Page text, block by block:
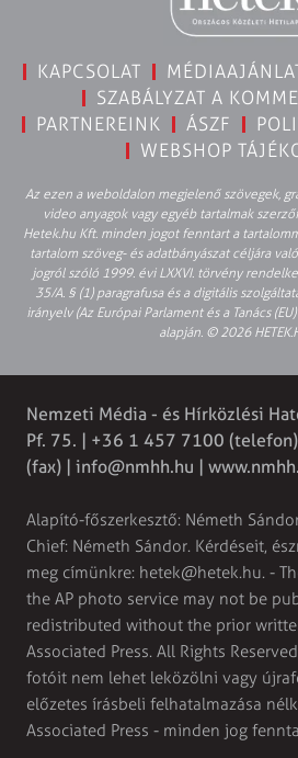
KAPCSOLAT
SZABÁLYZAT A
PARTNEREINK
ÁSZF
WEBSHOP
Az ezen a weboldalon megjelenő szövegek,
video anyagok vagy egyéb tartalmak
Hetek.hu Kft. minden jogot fenntart a
tartalom szöveg- és adatbányászat céljára
jogról szóló 1999. évi LXXVI. törvény
35/A. § (1) paragrafusa és a digitális
irányelv (Az Európai Parlament és a Tanács
alapján. © 2026
Nemzeti Média - és Hírközlési
Pf. 75. | +36 1 457 7100
(fax) | info@nmhh.hu |
Alapító-főszerkesztő: Németh
Chief: Németh Sándor. Kérdéseit,
meg címünkre: hetek@hetek.hu. -
the AP photo service may not be
redistributed without the prior
Associated Press. All Rights
fotóit nem lehet leközölni vagy
előzetes írásbeli felhatalmazása
Associated Press - minden jog